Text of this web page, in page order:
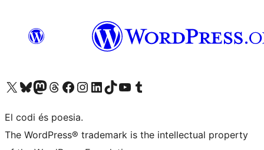
Visiteu el nostre compte X (abans Twitter)
Visiteu el nostre compte de Bluesky
Visiteu el nostre compte al Mastodon
Visiteu el nostre compte de Threads
Visiteu la nostra pàgina al Facebook
Visiteu el nostre compte d'Instagram
Visiteu el nostre compte de LinkedIn
Visiteu el nostre compte de TikTok
Visiteu el nostre canal al YouTube
Visiteu el nostre compte de Tumblr
El codi és poesia.
The WordPress® trademark is the intellectual property